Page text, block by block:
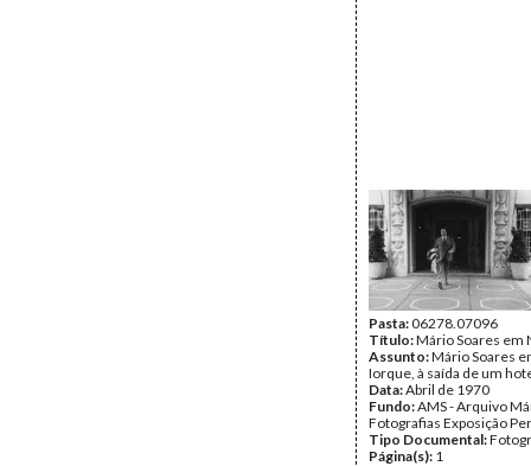
Pasta:06278.07096
Título:Mário Soares em
Assunto:Mário Soares
Iorque, à saída de um
Data:Abril de 1970
Fundo:AMS - Arquivo
Fotografias Exposição
Tipo Documental:
Página(s): 1